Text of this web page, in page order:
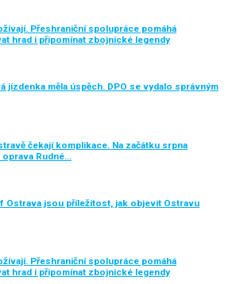
Přeshraniční spolupráce pomáhá
hrad i připomínat zbojnické legendy
jízdenka měla úspěch. DPO se vydalo správným
čekají komplikace. Na začátku srpna
Rudné…
Ostrava jsou příležitost, jak objevit Ostravu
Přeshraniční spolupráce pomáhá
hrad i připomínat zbojnické legendy